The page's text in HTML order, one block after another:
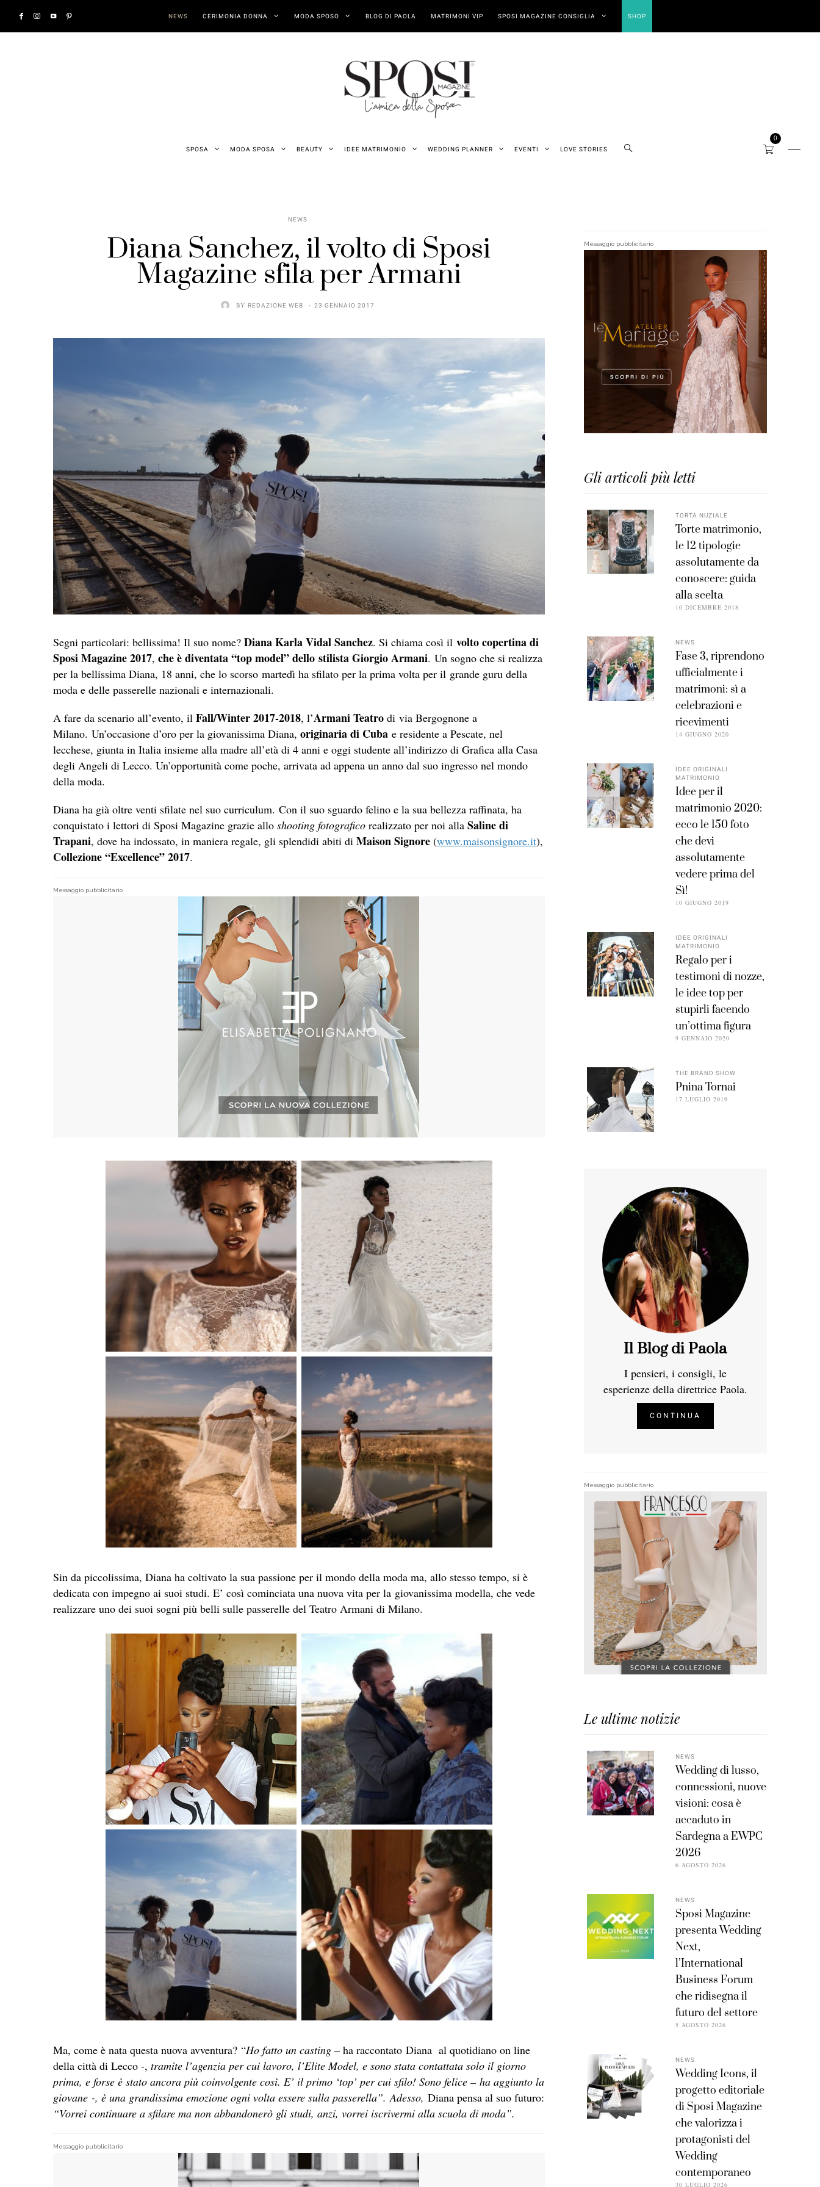
NEWS CERIMONIA DONNA MODA SPOSO BLOG DI PAOLA MATRIMONI VIP SPOSI MAGAZINE CONSIGLIA SHOP
SPOSA MODA SPOSA BEAUTY IDEE MATRIMONIO WEDDING PLANNER EVENTI LOVE STORIES
0
NEWS
Diana Sanchez, il volto di Sposi
Magazine sfila per Armani
BY REDAZIONE WEB 23 GENNAIO 2017
Segni particolari: bellissima! Il suo nome? Diana Karla Vidal Sanchez. Si chiama così il volto copertina di
Sposi Magazine 2017, che è diventata “top model” dello stilista Giorgio Armani. Un sogno che si realizza
per la bellissima Diana, 18 anni, che lo scorso martedì ha sfilato per la prima volta per il grande guru della
moda e delle passerelle nazionali e internazionali.
A fare da scenario all’evento, il Fall/Winter 2017-2018, l’Armani Teatro di via Bergognone a
Milano. Un’occasione d’oro per la giovanissima Diana, originaria di Cuba e residente a Pescate, nel
lecchese, giunta in Italia insieme alla madre all’età di 4 anni e oggi studente all’indirizzo di Grafica alla Casa
degli Angeli di Lecco. Un’opportunità come poche, arrivata ad appena un anno dal suo ingresso nel mondo
della moda.
Diana ha già oltre venti sfilate nel suo curriculum. Con il suo sguardo felino e la sua bellezza raffinata, ha
conquistato i lettori di Sposi Magazine grazie allo shooting fotografico realizzato per noi alla Saline di
Trapani, dove ha indossato, in maniera regale, gli splendidi abiti di Maison Signore (www.maisonsignore.it),
Collezione “Excellence” 2017.
Messaggio pubblicitario
Sin da piccolissima, Diana ha coltivato la sua passione per il mondo della moda ma, allo stesso tempo, si è
dedicata con impegno ai suoi studi. E’ così cominciata una nuova vita per la giovanissima modella, che vede
realizzare uno dei suoi sogni più belli sulle passerelle del Teatro Armani di Milano.
Ma, come è nata questa nuova avventura? “Ho fatto un casting – ha raccontato Diana al quotidiano on line
della città di Lecco -, tramite l’agenzia per cui lavoro, l’Elite Model, e sono stata contattata solo il giorno
prima, e forse è stato ancora più coinvolgente così. E’ il primo ‘top’ per cui sfilo! Sono felice – ha aggiunto la
giovane -, è una grandissima emozione ogni volta essere sulla passerella”. Adesso, Diana pensa al suo futuro:
“Vorrei continuare a sfilare ma non abbandonerò gli studi, anzi, vorrei iscrivermi alla scuola di moda”.
Messaggio pubblicitario
Messaggio pubblicitario
Gli articoli più letti
TORTA NUZIALE
Torte matrimonio,
le 12 tipologie
assolutamente da
conoscere: guida
alla scelta
10 DICEMBRE 2018
NEWS
Fase 3, riprendono
ufficialmente i
matrimoni: sì a
celebrazioni e
ricevimenti
14 GIUGNO 2020
IDEE ORIGINALI
MATRIMONIO
Idee per il
matrimonio 2020:
ecco le 150 foto
che devi
assolutamente
vedere prima del
Sì!
10 GIUGNO 2019
IDEE ORIGINALI
MATRIMONIO
Regalo per i
testimoni di nozze,
le idee top per
stupirli facendo
un’ottima figura
9 GENNAIO 2020
THE BRAND SHOW
Pnina Tornai
17 LUGLIO 2019
Il Blog di Paola
I pensieri, i consigli, le
esperienze della direttrice Paola.
CONTINUA
Messaggio pubblicitario
Le ultime notizie
NEWS
Wedding di lusso,
connessioni, nuove
visioni: cosa è
accaduto in
Sardegna a EWPC
2026
6 AGOSTO 2026
NEWS
Sposi Magazine
presenta Wedding
Next,
l’International
Business Forum
che ridisegna il
futuro del settore
5 AGOSTO 2026
NEWS
Wedding Icons, il
progetto editoriale
di Sposi Magazine
che valorizza i
protagonisti del
Wedding
contemporaneo
30 LUGLIO 2026